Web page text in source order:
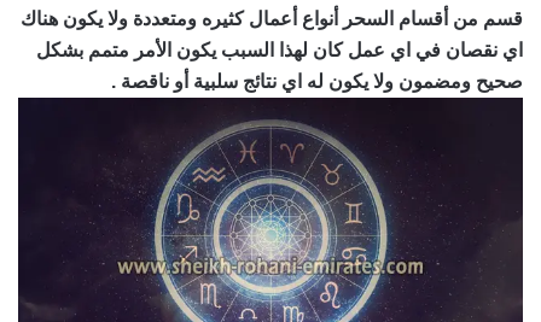
قسم من أقسام السحر أنواع أعمال كثيره ومتعددة ولا يكون هناك
اي نقصان في اي عمل كان لهذا السبب يكون الأمر متمم بشكل
صحيح ومضمون ولا يكون له اي نتائج سلبية أو ناقصة .